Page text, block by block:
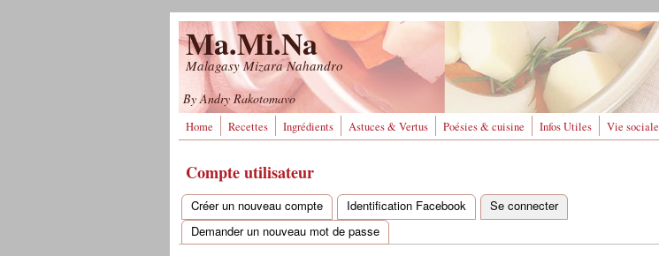
Ma.Mi.Na
Malagasy Mizara Nahandro
By Andry Rakotomavo
Home Recettes Ingrédients Astuces & Vertus Poésies & cuisine Infos Utiles Vie sociale
Compte utilisateur
Onglets principaux
Créer un nouveau compte Identification Facebook Se connecter(onglet actif)
Demander un nouveau mot de passe